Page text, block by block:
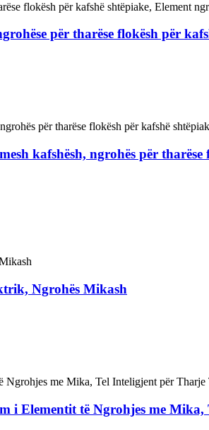
për tharëse flokësh për
kafshësh, ngrohës për
Ngrohës Mikash
i Elementit të Ngrohjes me